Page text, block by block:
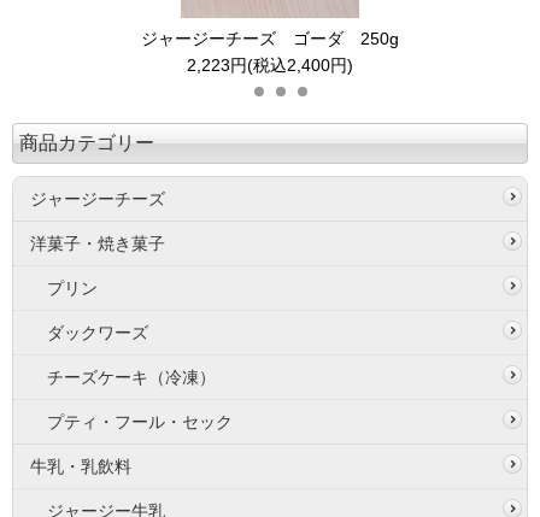
ジャージーチーズ ゴーダ 250g
2,223円(税込2,400円)
商品カテゴリー
ジャージーチーズ
洋菓子・焼き菓子
プリン
ダックワーズ
チーズケーキ（冷凍）
プティ・フール・セック
牛乳・乳飲料
ジャージー牛乳